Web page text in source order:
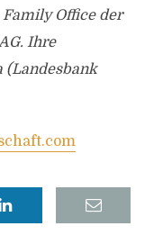
Office der
Ihre
(Landesbank